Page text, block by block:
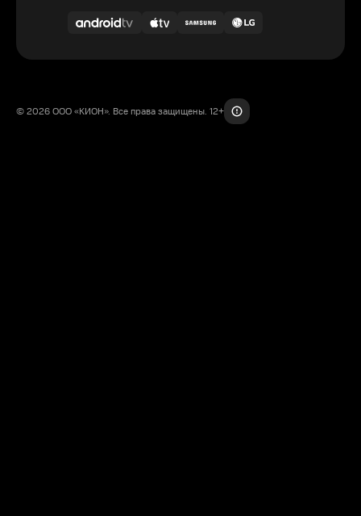
© 2026 ООО «КИОН». Все права защищены. 12+